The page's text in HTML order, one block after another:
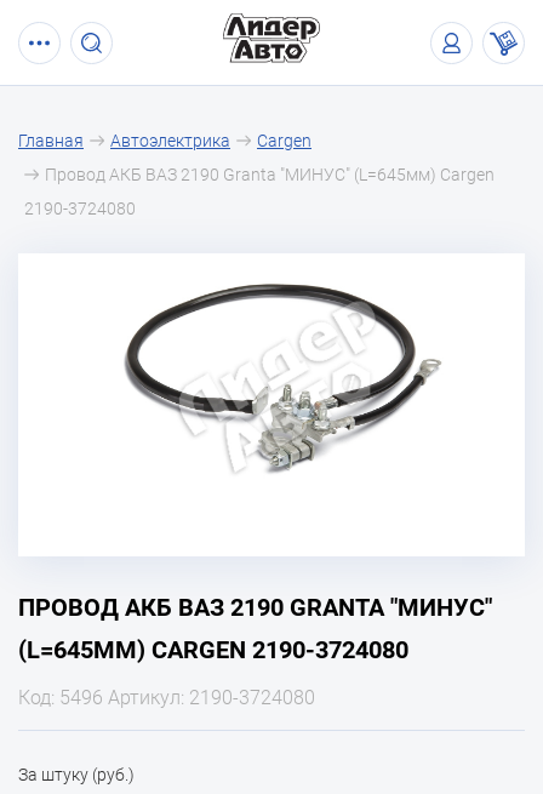
Главная Автоэлектрика
Cargen
Провод АКБ ВАЗ 2190 Granta "МИНУС" (L=645мм) Cargen
2190-3724080
ПРОВОД АКБ ВАЗ 2190 GRANTA "МИНУС"
(L=645ММ) CARGEN 2190-3724080
Код: 5496 Артикул: 2190-3724080
За штуку (руб.)